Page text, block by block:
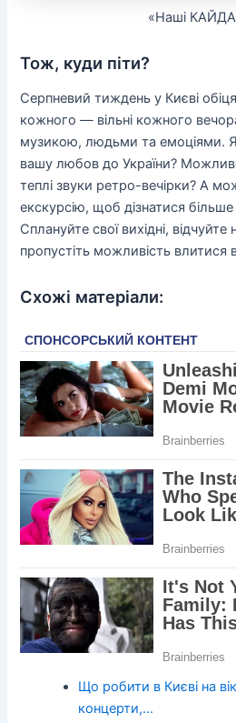
«Наші
Тож, куди піти?
Серпневий тиждень у Києві
кожного — вільні кожного
музикою, людьми та емоціями.
вашу любов до України?
теплі звуки ретро-вечірки? А
екскурсію, щоб дізнатися
Сплануйте свої вихідні, відчуйте
пропустіть можливість влитися
Схожі матеріали:
Що робити в Києві на
концерти,…